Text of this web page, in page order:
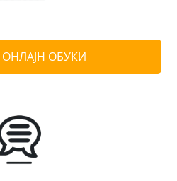
ОНЛАЈН ОБУКИ